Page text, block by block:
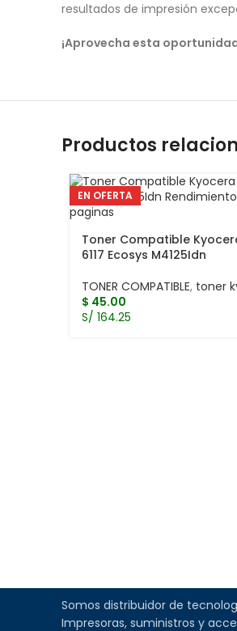
resultados de impresión
¡Aprovecha esta
Productos
EN OFERTA
Toner Compatible
6117 Ecosys M4125Idn
TONER COMPATIBLE, toner
$ 45.00
S/ 164.25
Somos distribuidor de
Impresoras, suministros y